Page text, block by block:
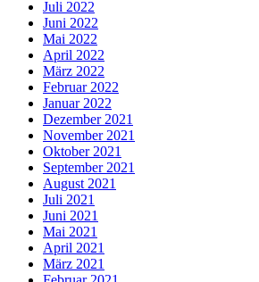
Juli 2022
Juni 2022
Mai 2022
April 2022
März 2022
Februar 2022
Januar 2022
Dezember 2021
November 2021
Oktober 2021
September 2021
August 2021
Juli 2021
Juni 2021
Mai 2021
April 2021
März 2021